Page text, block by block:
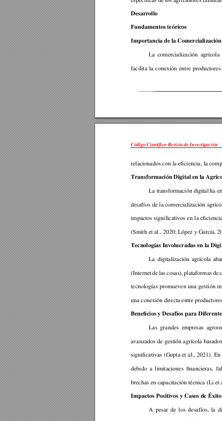
Desarrollo
Fundamentos teóricos
Importancia de la
La comercialización agrícola
facilita la conexión entre productores
Código Científico Revista de Investigación
relacionados con la eficiencia, la
Transformación Digital en la
La transformación digital ha
desafíos de la comercialización
impactos significativos en la
(Smith et al., 2020; López y García,
Tecnologías Involucradas en la
La digitalización agrícola
(Internet de las cosas), plataformas de
tecnologías promueven una gestión
una conexión directa entre
Beneficios y Desafíos para
Las grandes empresas
avanzados de gestión agrícola
significativas (Gupta et al., 2021). En
debido a limitaciones financieras,
brechas en capacitación técnica (Li et
Impactos Positivos y Casos de Éxito
A pesar de los desafíos, la